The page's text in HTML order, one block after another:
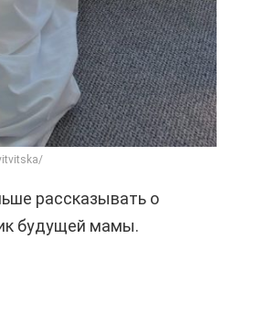
рассказывать о
будущей мамы.